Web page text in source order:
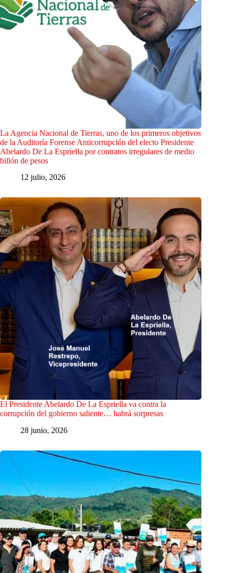
La Agencia Nacional de Tierras, uno de los primeros objetivos
de la Auditoría Forense Anticorrupción del electo Presidente
Abelardo De La Espriella por contratos irregulares de medio
billón de pesos
12 julio, 2026
El Presidente Abelardo De La Espriella va contra la
corrupción del gobierno saliente… habrá sorpresas
28 junio, 2026